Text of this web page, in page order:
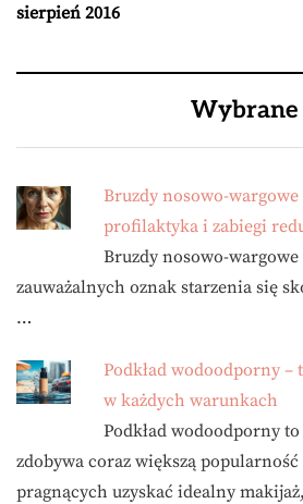
sierpień 2016
Wybrane
Bruzdy nosowo-wargowe
profilaktyka i zabiegi
Bruzdy nosowo-
zauważalnych oznak starzenia się
…
Podkład wodoodporny –
w każdych warunkach
Podkład wodoodporny
zdobywa coraz większą
pragnących uzyskać idealny